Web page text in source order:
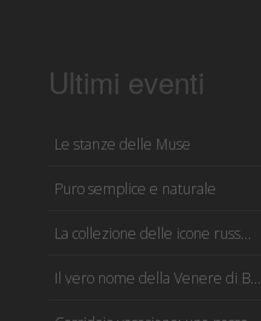
Ultimi eventi
Le stanze delle Muse
Puro semplice e naturale
La collezione delle icone russ...
Il vero nome della Venere di B...